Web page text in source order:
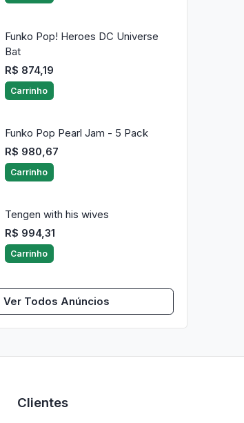
Funko Pop! Heroes DC Universe
Bat
R$ 874,19
Carrinho
Funko Pop Pearl Jam - 5 Pack
R$ 980,67
Carrinho
Tengen with his wives
R$ 994,31
Carrinho
Ver Todos Anúncios
Clientes